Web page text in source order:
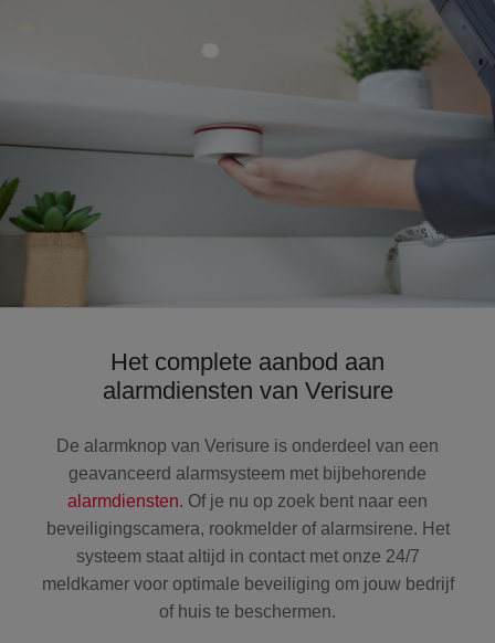
Het complete aanbod aan
alarmdiensten van Verisure
De alarmknop van Verisure is onderdeel van een
geavanceerd alarmsysteem met bijbehorende
alarmdiensten. Of je nu op zoek bent naar een
beveiligingscamera, rookmelder of alarmsirene. Het
systeem staat altijd in contact met onze 24/7
meldkamer voor optimale beveiliging om jouw bedrijf
of huis te beschermen.